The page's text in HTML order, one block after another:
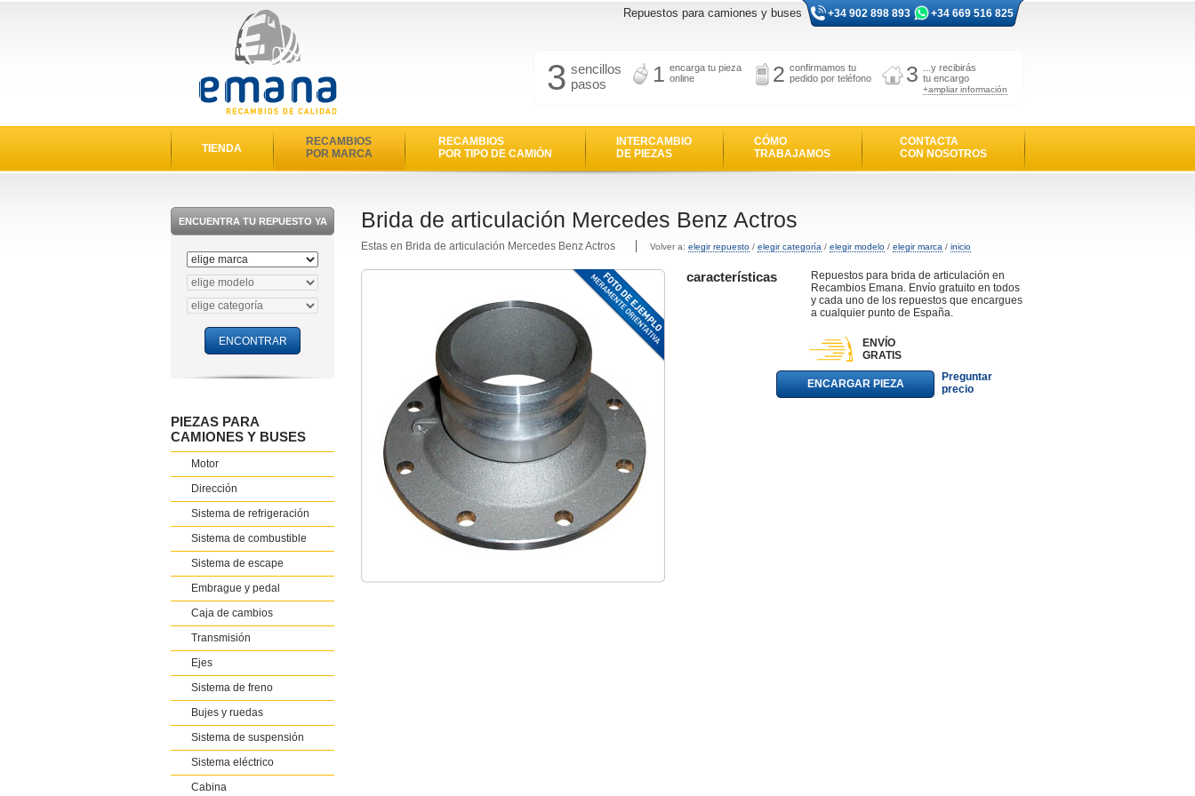
Repuestos para camiones y buses +34 902 898 893 +34 669 516 825
3 sencillos
pasos
1 encarga tu pieza
online
2 confirmamos tu
pedido por teléfono
3
...y recibirás
tu encargo
+ampliar información
TIENDA
RECAMBIOS
POR MARCA
RECAMBIOS
POR TIPO DE CAMIÓN
INTERCAMBIO
DE PIEZAS
CÓMO
TRABAJAMOS
CONTACTA
CON NOSOTROS
ENCUENTRA TU REPUESTO YA
PIEZAS PARA
CAMIONES Y BUSES
Motor
Dirección
Sistema de refrigeración
Sistema de combustible
Sistema de escape
Embrague y pedal
Caja de cambios
Transmisión
Ejes
Sistema de freno
Bujes y ruedas
Sistema de suspensión
Sistema eléctrico
Cabina
Brida de articulación Mercedes Benz Actros
Estas en Brida de articulación Mercedes Benz Actros Volver a: elegir repuesto / elegir categoría / elegir modelo / elegir marca / inicio
características
Repuestos para brida de articulación en
Recambios Emana. Envío gratuito en todos
y cada uno de los repuestos que encargues
a cualquier punto de España.
ENVÍO
GRATIS
ENCARGAR PIEZA
Preguntar
precio